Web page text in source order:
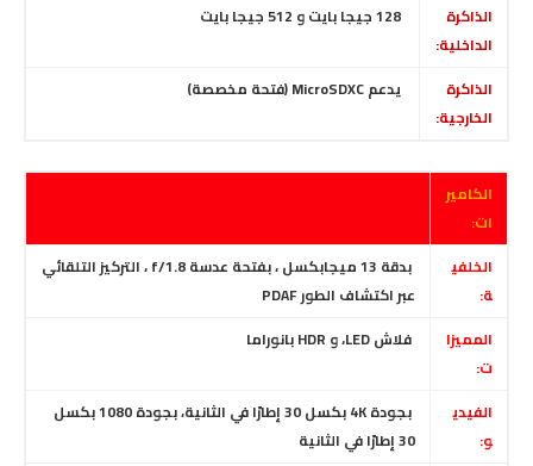
الذاكرة
الداخلية:
جيجا بايت و 512 جيجا بايت
الذاكرة
الخارجية:
يدعم MicroSDXC (فتحة مخصصة)
الكامير
ات:
الخلفي
ة:
بدقة 13 ميجابكسل ، بفتحة عدسة f/1.8 ،التركيز التلقائي
عبر اكتشاف الطور PDAF
المميزا
ت:
فلاش LED، و HDR بانوراما
الفيدي
و:
بجودة
4K بكسل 30 إطارًا في الثانية، بجودة 1080 بكسل
30 إطارًا في الثانية